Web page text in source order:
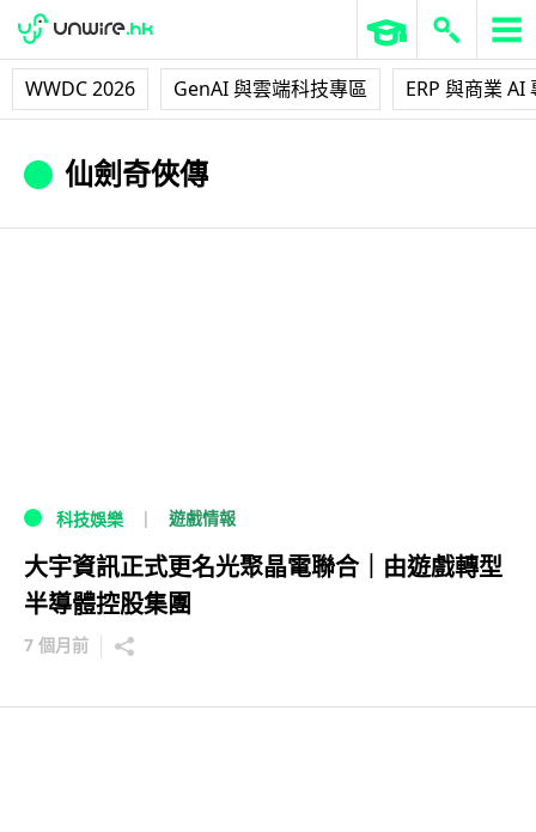
WWDC 2026 GenAI 與雲端科技專區 ERP 與商業 AI
仙劍奇俠傳
科技娛樂 遊戲情報
大宇資訊正式更名光聚晶電聯合｜由遊戲轉型
半導體控股集團
7 個月前